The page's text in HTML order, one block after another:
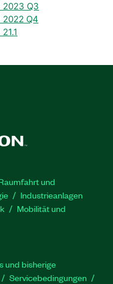
2023 Q3
2022 Q4
und
Industrieanlagen
Mobilität und
und bisherige
Servicebedingungen